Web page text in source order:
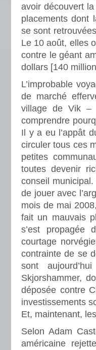
avoir découvert
placements dont
se sont
Le 10 août, elles
contre le géant
dollars [140
L’improbable
de marché
village de Vik –
comprendre
Il y a eu l’appât
circuler tous ces
petites
toutes devenir
conseil
de jouer avec
mois de mai
fait un mauvais
s’est propagée
courtage
contrainte de se
sont
Skjorshammer,
déposée contre
investissements
Et, maintenant,
Selon Adam
américaine